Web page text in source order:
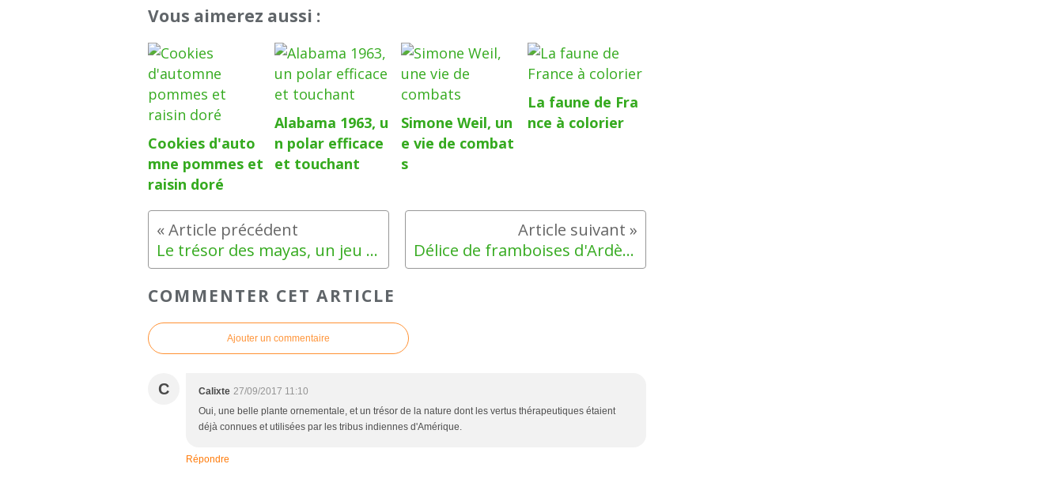
Vous aimerez aussi :
Cookies d'auto
mne pommes et
raisin doré
Alabama 1963, u
n polar efficace
et touchant
Simone Weil, un
e vie de combat
s
La faune de Fra
nce à colorier
Le trésor des mayas, un jeu intelligent ! Délice de framboises d'Ardèche
COMMENTER CET ARTICLE
Ajouter un commentaire
C Calixte 27/09/2017 11:10
Oui, une belle plante ornementale, et un trésor de la nature dont les vertus thérapeutiques étaient
déjà connues et utilisées par les tribus indiennes d'Amérique.
Répondre